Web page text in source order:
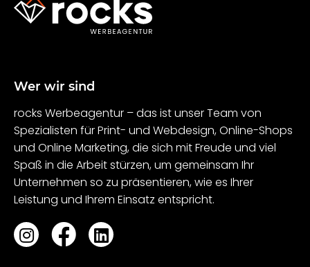
Wer wir sind
rocks Werbeagentur – das ist unser Team von
Spezialisten für Print- und Webdesign, Online-Shops
und Online Marketing, die sich mit Freude und viel
Spaß in die Arbeit stürzen, um gemeinsam Ihr
Unternehmen so zu präsentieren, wie es Ihrer
Leistung und Ihrem Einsatz entspricht.